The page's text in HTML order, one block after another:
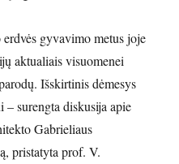
gyvavimo metus joje
aktualiais visuomenei
Išskirtinis dėmesys
surengta diskusija apie
Gabrieliaus
pristatyta prof. V.